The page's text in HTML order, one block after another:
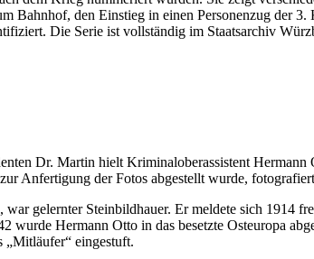
Bahnhof, den Einstieg in einen Personenzug der
Die Serie ist vollständig im Staatsarchiv
Dr. Martin hielt Kriminaloberassistent
Anfertigung der Fotos abgestellt wurde,
gelernter Steinbildhauer. Er meldete sich
wurde Hermann Otto in das besetzte Osteuropa
„Mitläufer“ eingestuft.